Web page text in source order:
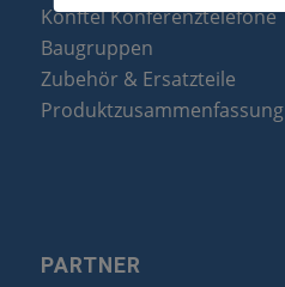
Konftel Konferenztelefone
Baugruppen
Zubehör & Ersatzteile
Produktzusammenfassung
PARTNER